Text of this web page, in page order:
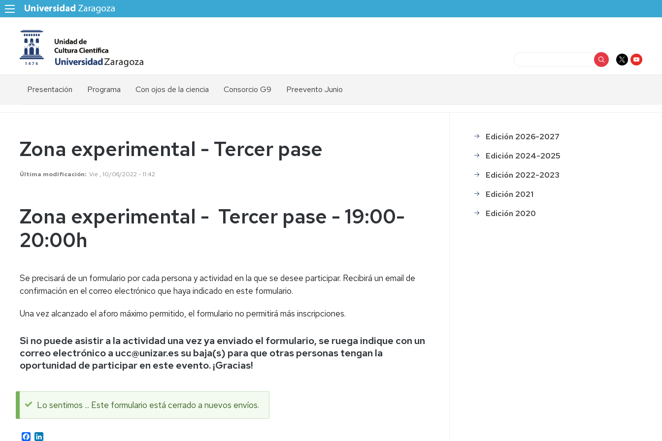
Presentación Programa
Teruel
Con ojos de la ciencia Consorcio G9 Preevento Junio
Zona experimental - Tercer pase
Última modificación Vie , 10/06/2022 - 11:42
Zona experimental - Tercer pase - 19:00-
20:00h
Se precisará de un formulario por cada persona y actividad en la que se desee participar. Recibirá un email de
confirmación en el correo electrónico que haya indicado en este formulario.
Una vez alcanzado el aforo máximo permitido, el formulario no permitirá más inscripciones.
Si no puede asistir a la actividad una vez ya enviado el formulario, se ruega indique con un
correo electrónico a ucc@unizar.es su baja(s) para que otras personas tengan la
oportunidad de participar en este evento. ¡Gracias!
Mensaje
Lo sentimos ... Este formulario está cerrado a nuevos envíos.
Facebook
Noche
investigadores
histórico
Edición 2026-2027
Edición 2024-2025
Edición 2022-2023
Edición 2021
Edición 2020